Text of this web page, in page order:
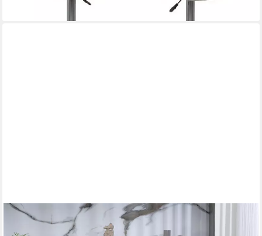
HOMCOM
Barhocker Küchenstühle mit Kunstleder, Lehne und Fußstütze